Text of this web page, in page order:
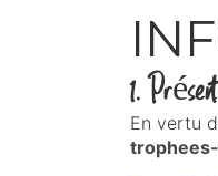
1.
En vertu